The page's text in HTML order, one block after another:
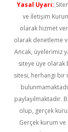
Yasal Uyarı:
ve İletişim
olarak hizmet
olarak denetleme
Ancak, üyelerimiz
siteye üye olarak
sitesi, herhangi bir
paylaşılmaktadır.
olup, gerçek
Gerçek kurum